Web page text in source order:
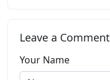
Leave a Comment
Your Name